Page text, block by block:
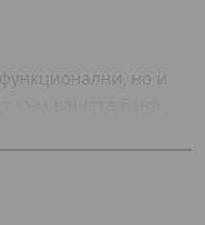
но и
към вашата баня.
след всяка баня
допустими